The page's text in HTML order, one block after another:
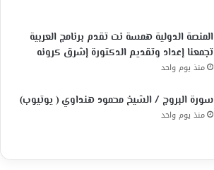
المنصة الدولية همسة نت تقدم برنامج العربية
تجمعنا إعداد وتقديم الدكتورة إشرق كرونه
منذ يوم واحد
سورة البروج / الشيخ محمود هنداوي ( يوتيوب)
منذ يوم واحد